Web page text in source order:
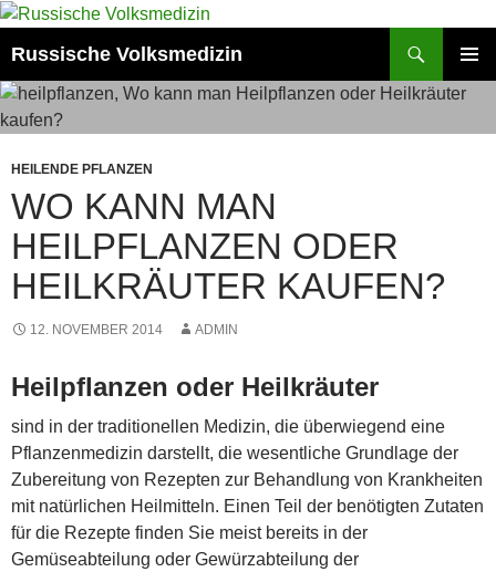
Zum
springen
Russische Volksmedizin
MENÜ
HEILENDE PFLANZEN
WO KANN MAN
HEILPFLANZEN ODER
HEILKRÄUTER KAUFEN?
12. NOVEMBER 2014 ADMIN
Heilpflanzen oder Heilkräuter
sind in der traditionellen Medizin, die überwiegend eine
Pflanzenmedizin darstellt, die wesentliche Grundlage der
Zubereitung von Rezepten zur Behandlung von Krankheiten
mit natürlichen Heilmitteln. Einen Teil der benötigten Zutaten
für die Rezepte finden Sie meist bereits in der
Gemüseabteilung oder Gewürzabteilung der